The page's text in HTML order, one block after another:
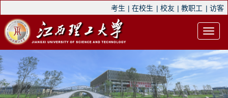
考生 | 在校生 | 校友 | 教职工 | 访客